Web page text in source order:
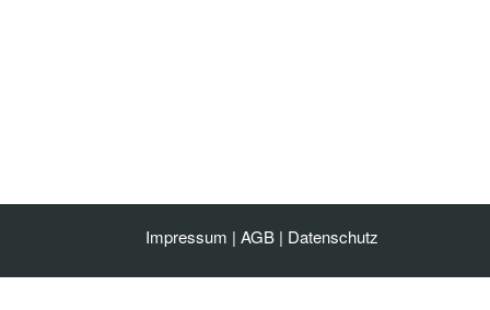
Impressum | AGB | Datenschutz